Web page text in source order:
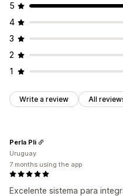
5
4
3
2
1
Write a review All
Excelente sistema para
Perla Pli
Uruguay
7 months using the app